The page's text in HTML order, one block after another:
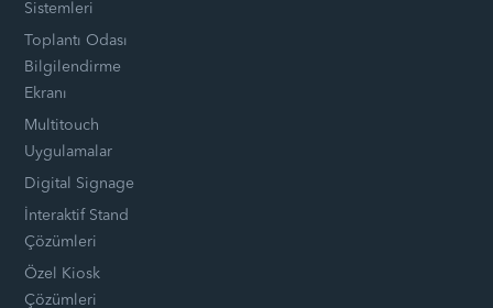
Sistemleri
Toplantı Odası
Bilgilendirme
Ekranı
Multitouch
Uygulamalar
Digital Signage
İnteraktif Stand
Çözümleri
Özel Kiosk
Çözümleri